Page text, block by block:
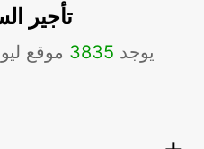
تأجير
يوجد 3835 موقع